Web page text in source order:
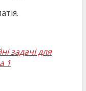
задачі для
1